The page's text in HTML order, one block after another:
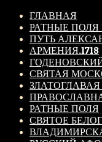
ГЛАВНАЯ
РАТНЫЕ ПОЛЯ
ПУТЬ
АРМЕНИЯ.1718
СВЯТАЯ
РАТНЫЕ ПОЛЯ
СВЯТОЕ